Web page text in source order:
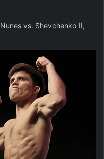
vs. Shevchenko II,